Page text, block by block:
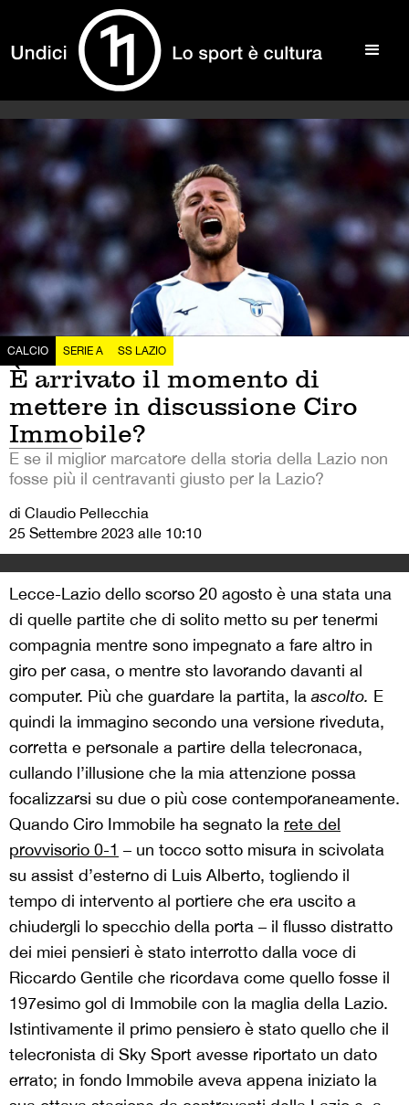
CALCIO SERIE A SS LAZIO
È arrivato il momento di
mettere in discussione Ciro
Immobile?
E se il miglior marcatore della storia della Lazio non
fosse più il centravanti giusto per la Lazio?
di Claudio Pellecchia
25 Settembre 2023 alle 10:10
Lecce-Lazio dello scorso 20 agosto è una stata una
di quelle partite che di solito metto su per tenermi
compagnia mentre sono impegnato a fare altro in
giro per casa, o mentre sto lavorando davanti al
computer. Più che guardare la partita, laascolto. E
quindi la immagino secondo una versione riveduta,
corretta e personale a partire della telecronaca,
cullando l’illusione che la mia attenzione possa
focalizzarsi su due o più cose contemporaneamente.
Quando Ciro Immobile ha segnato la rete del
provvisorio 0-1 – un tocco sotto misura in scivolata
su assist d’esterno di Luis Alberto, togliendo il
tempo di intervento al portiere che era uscito a
chiudergli lo specchio della porta – il flusso distratto
dei miei pensieri è stato interrotto dalla voce di
Riccardo Gentile che ricordava come quello fosse il
197esimo gol di Immobile con la maglia della Lazio.
Istintivamente il primo pensiero è stato quello che il
telecronista di Sky Sport avesse riportato un dato
errato; in fondo Immobile aveva appena iniziato la